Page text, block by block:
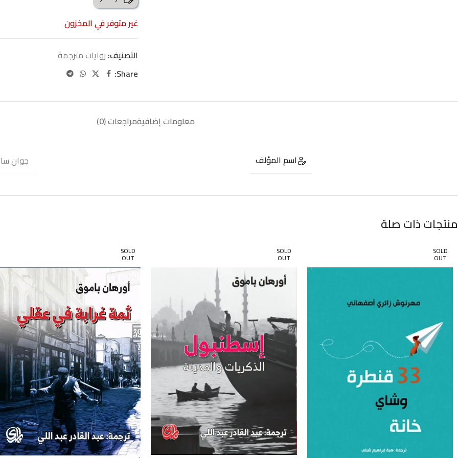
غير متوفر في المخزون
التصنيف: روايات مترجمة
Share:
معلومات إضافيةمراجعات (0)
اسم المؤلف جوان
منتجات ذات صلة
SOLD
OUT
SOLD
OUT
SOLD
OUT